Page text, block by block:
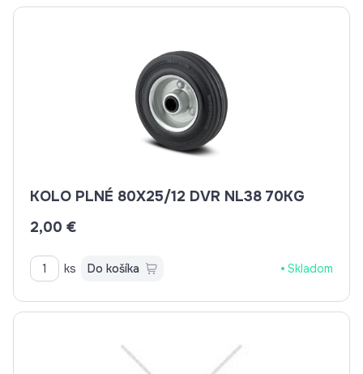
KOLO PLNÉ 80X25/12 DVR NL38 70KG
2,00 €
ks Do košíka Skladom